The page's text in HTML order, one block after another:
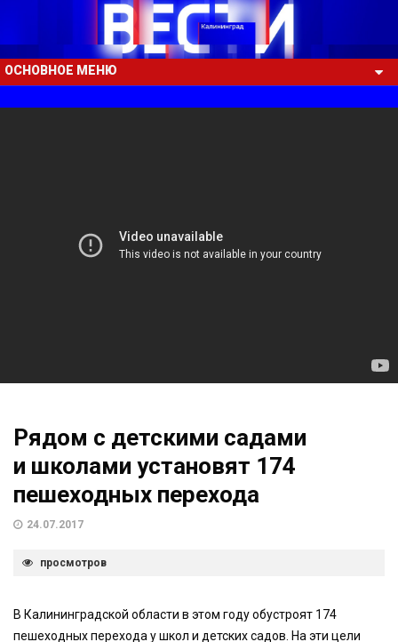
ОСНОВНОЕ МЕНЮ
Рядом с детскими садами
и школами установят 174
пешеходных перехода
24.07.2017
просмотров
В Калининградской области в этом году обустроят 174
пешеходных перехода у школ и детских садов. На эти цели